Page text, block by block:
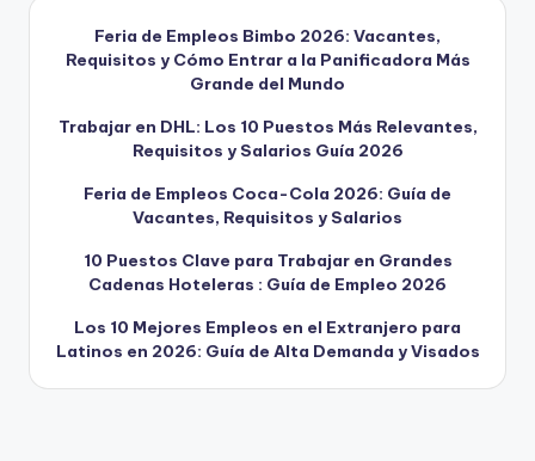
Feria de Empleos Bimbo 2026: Vacantes,
Requisitos y Cómo Entrar a la Panificadora Más
Grande del Mundo
Trabajar en DHL: Los 10 Puestos Más Relevantes,
Requisitos y Salarios Guía 2026
Feria de Empleos Coca-Cola 2026: Guía de
Vacantes, Requisitos y Salarios
10 Puestos Clave para Trabajar en Grandes
Cadenas Hoteleras : Guía de Empleo 2026
Los 10 Mejores Empleos en el Extranjero para
Latinos en 2026: Guía de Alta Demanda y Visados